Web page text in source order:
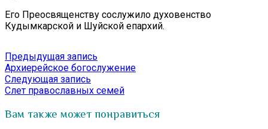
Его Преосвященству сослужило духовенство
Кудымкарской и Шуйской епархий.
Навигация
по
записям
Предыдущая запись
запись:
Архиерейское богослужение
Следующая запись
запись:
Слет православных семей
Вам также может понравиться